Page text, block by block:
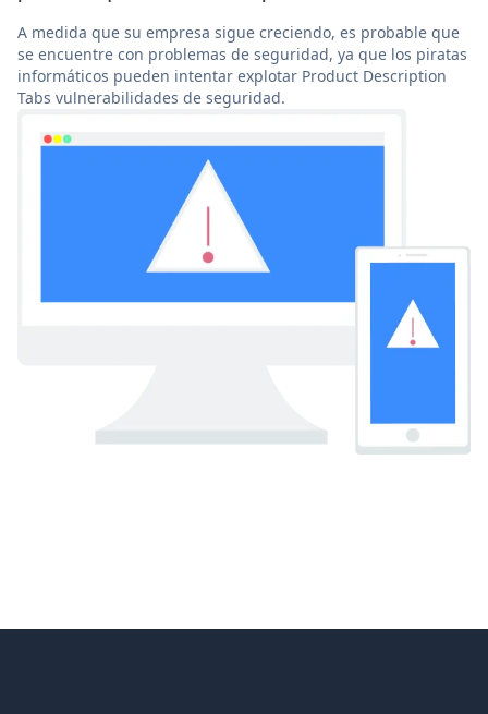
A medida que su empresa sigue creciendo, es probable que
se encuentre con problemas de seguridad, ya que los piratas
informáticos pueden intentar explotar Product Description
Tabs vulnerabilidades de seguridad.